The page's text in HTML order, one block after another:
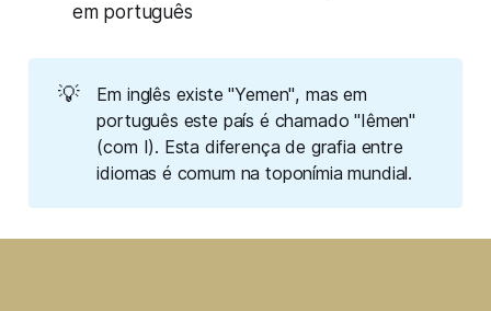
em português
💡 Em inglês existe"Yemen", mas em
português este país é chamado "Iêmen"
(com I). Esta diferença de grafia entre
idiomas é comum na toponímia mundial.